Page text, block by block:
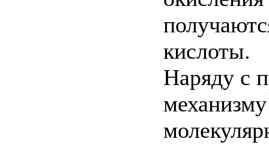
кислоты.
Наряду с